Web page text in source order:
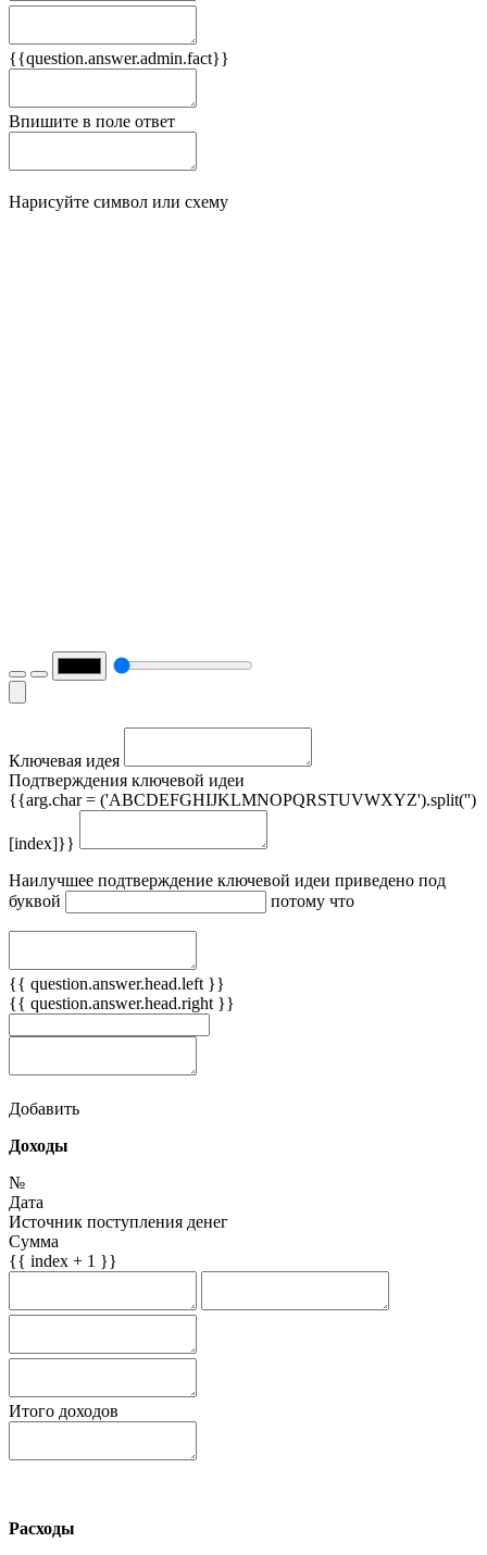
{{question.answer.admin.fact}}
Впишите в поле ответ
Нарисуйте символ или схему
Ключевая идея
Подтверждения ключевой идеи
{{arg.char = ('ABCDEFGHIJKLMNOPQRSTUVWXYZ').split('')
[index]}}
Наилучшее подтверждение ключевой идеи приведено под
буквой
потому что
{{ question.answer.head.left }}
{{ question.answer.head.right }}
Добавить
Доходы
№
Дата
Источник поступления денег
Сумма
{{ index + 1 }}
Итого доходов
Расходы